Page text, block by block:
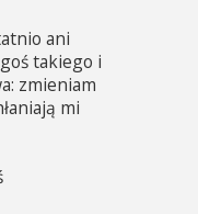
ani
takiego i
zmieniam
mi